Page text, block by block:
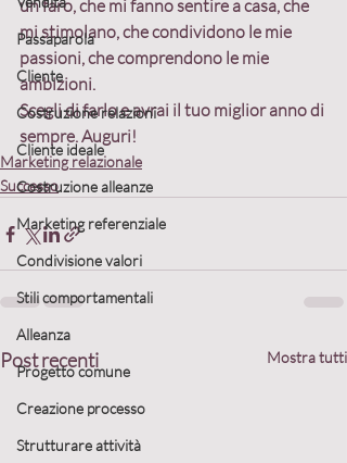
Passaparola
Cliente
Costruzione relazioni
Cliente ideale
Costruzione alleanze
Marketing referenziale
Condivisione valori
Stili comportamentali
Alleanza
Progetto comune
Creazione processo
Strutturare attività
un faro, che mi fanno sentire a casa, che
mi stimolano, che condividono le mie
passioni, che comprendono le mie
ambizioni.
Scegli di farlo e avrai il tuo miglior anno di
sempre. Auguri!
Marketing relazionale
Successo
Post recenti Mostra tutti